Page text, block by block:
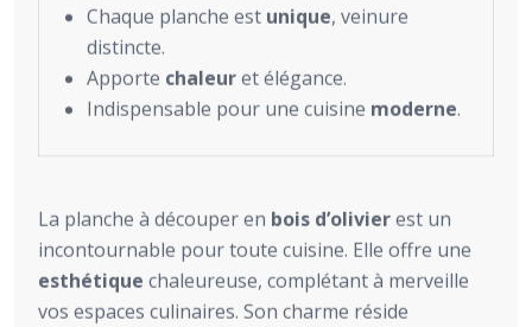
Chaque planche est unique, veinure
distincte.
Apporte chaleuret élégance.
Indispensable pour une cuisine moderne.
La planche à découper en bois d’olivierest un
incontournable pour toute cuisine. Elle offre une
esthétique chaleureuse, complétant à merveille
vos espaces culinaires. Son charme réside